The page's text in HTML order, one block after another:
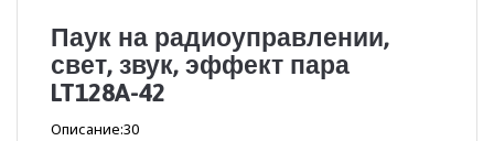
Паук на радиоуправлении,
свет, звук, эффект пара
LT128A-42
Описание:30